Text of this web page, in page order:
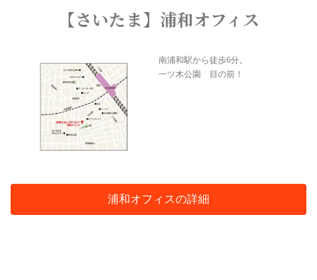
【さいたま】浦和オフィス
南浦和駅から徒歩6分。
一ツ木公園 目の前！
浦和オフィスの詳細